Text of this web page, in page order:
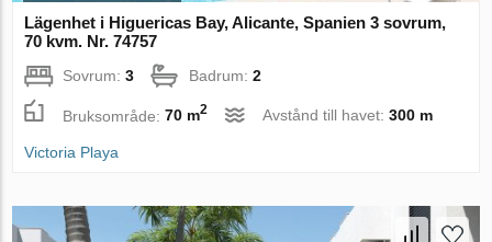
Lägenhet i Higuericas Bay, Alicante, Spanien 3 sovrum,
70 kvm. Nr. 74757
Sovrum:3 Badrum:2
Bruksområde:70 m2 Avstånd till havet:300 m
Victoria Playa